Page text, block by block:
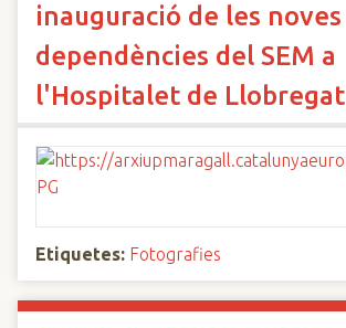
inauguració de les noves
dependències del SEM a
l'Hospitalet de Llobregat
Etiquetes: Fotografies